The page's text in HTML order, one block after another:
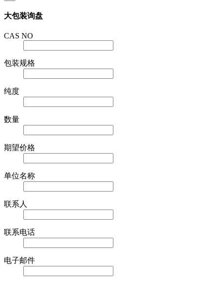
大包装询盘
CAS NO
包装规格
纯度
数量
期望价格
单位名称
联系人
联系电话
电子邮件